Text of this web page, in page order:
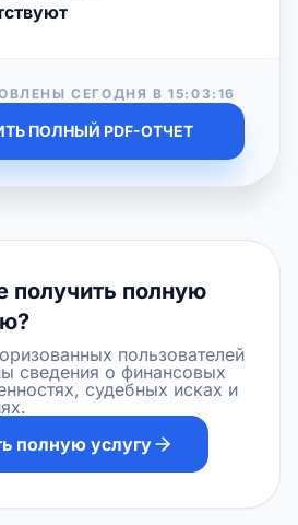
СЕГОДНЯ В15:03:16
ПОЛНЫЙ PDF-ОТЧЕТ
получить полную
пользователей
сведения о финансовых
судебных исках и
полную услугу